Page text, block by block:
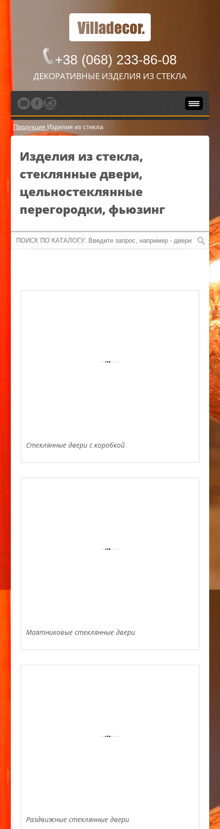
+38 (068) 233-86-08
ДЕКОРАТИВНЫЕ ИЗДЕЛИЯ ИЗ СТЕКЛА
Продукция Изделия из стекла
Изделия из стекла,
стеклянные двери,
цельностеклянные
перегородки, фьюзинг
Стеклянные двери с коробкой
Маятниковые стеклянные двери
Раздвижные стеклянные двери